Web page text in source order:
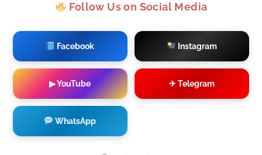
Follow Us on Social Media
Facebook Instagram
▶ YouTube ✈ Telegram
WhatsApp